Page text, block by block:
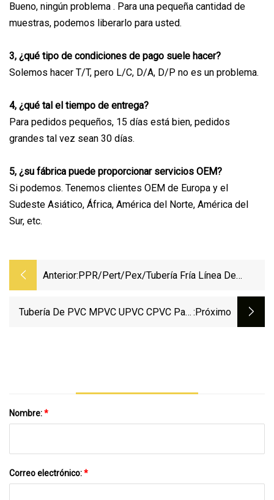
Bueno, ningún problema . Para una pequeña cantidad de
muestras, podemos liberarlo para usted.
3, ¿qué tipo de condiciones de pago suele hacer?
Solemos hacer T/T, pero L/C, D/A, D/P no es un problema.
4, ¿qué tal el tiempo de entrega?
Para pedidos pequeños, 15 días está bien, pedidos
grandes tal vez sean 30 días.
5, ¿su fábrica puede proporcionar servicios OEM?
Si podemos. Tenemos clientes OEM de Europa y el
Sudeste Asiático, África, América del Norte, América del
Sur, etc.
Anterior:PPR/Pert/Pex/tubería Fría Línea De
63 Mm
Tubería De PVC MPVC UPVC CPVC Para :próximo
Nombre:*
Correo electrónico:*